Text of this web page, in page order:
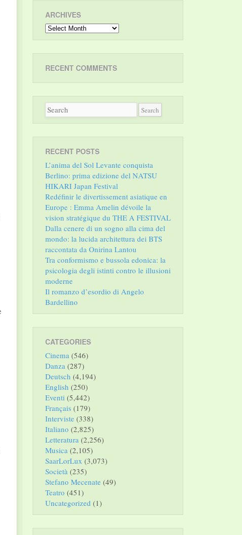
ARCHIVES
Archives
RECENT COMMENTS
RECENT POSTS
L’anima del Sol Levante conquista
Berlino: prima edizione del NATSU
HIKARI Japan Festival
Redéfinir le divertissement asiatique en
Europe : Emma Amelin dévoile la
vision stratégique du THE A FESTIVAL
Dalla cenere di un sogno alla cima del
mondo: la lucida architettura dei BTS
raccontata da Onirina Lantou
Tra conformismo e bussola edonica: la
psicologia degli istinti contro le illusioni
moderne
Il romanzo d’esordio di Angelo
Bardellino
CATEGORIES
Cinema (546)
Danza (287)
Deutsch (4,194)
English (250)
Eventi (5,442)
Français (179)
Interviste (338)
Italiano (2,825)
Letteratura (2,256)
Musica (2,105)
SaarLorLux (3,073)
Società (235)
Stefano Mecenate (49)
Teatro (451)
Uncategorized (1)